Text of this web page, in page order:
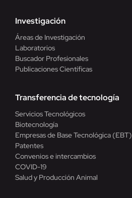
Investigación
Áreas de Investigación
Laboratorios
Buscador Profesionales
Publicaciones Científicas
Transferencia de tecnología
Servicios Tecnológicos
Biotecnología
Empresas de Base Tecnológica (EBT)
Patentes
Convenios e intercambios
COVID-19
Salud y Producción Animal